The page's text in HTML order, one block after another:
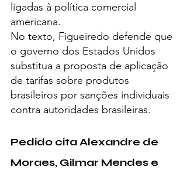
ligadas à política comercial
americana.
No texto, Figueiredo defende que
o governo dos Estados Unidos
substitua a proposta de aplicação
de tarifas sobre produtos
brasileiros por sanções individuais
contra autoridades brasileiras.
Pedido cita Alexandre de
Moraes, Gilmar Mendes e